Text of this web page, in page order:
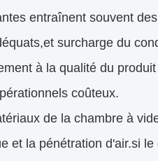
entraînent souvent
surcharge du
à la qualité du
coûteux.
de la chambre à
et la pénétration d'air.si